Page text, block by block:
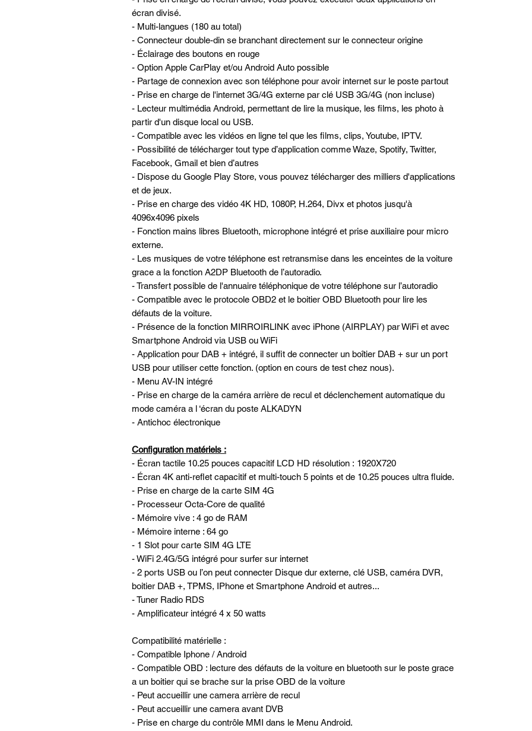
écran divisé.
- Multi-langues (180 au total)
- Connecteur double-din se branchant directement sur le connecteur origine
- Éclairage des boutons en rouge
- Option Apple CarPlay et/ou Android Auto possible
- Partage de connexion avec son téléphone pour avoir internet sur le poste partout
- Prise en charge de l'internet 3G/4G externe par clé USB 3G/4G (non incluse)
- Lecteur multimédia Android, permettant de lire la musique, les films, les photo à
partir d'un disque local ou USB.
- Compatible avec les vidéos en ligne tel que les films, clips, Youtube, IPTV.
- Possibilité de télécharger tout type d’application comme Waze, Spotify, Twitter,
Facebook, Gmail et bien d’autres
- Dispose du Google Play Store, vous pouvez télécharger des milliers d'applications
et de jeux.
- Prise en charge des vidéo 4K HD, 1080P, H.264, Divx et photos jusqu'à
4096x4096 pixels
- Fonction mains libres Bluetooth, microphone intégré et prise auxiliaire pour micro
externe.
- Les musiques de votre téléphone est retransmise dans les enceintes de la voiture
grace a la fonction A2DP Bluetooth de l’autoradio.
- Transfert possible de l'annuaire téléphonique de votre téléphone sur l’autoradio
- Compatible avec le protocole OBD2 et le boitier OBD Bluetooth pour lire les
défauts de la voiture.
- Présence de la fonction MIRROIRLINK avec iPhone (AIRPLAY) par WiFi et avec
Smartphone Android via USB ou WiFi
- Application pour DAB + intégré, il suffit de connecter un boîtier DAB + sur un port
USB pour utiliser cette fonction. (option en cours de test chez nous).
- Menu AV-IN intégré
- Prise en charge de la caméra arrière de recul et déclenchement automatique du
mode caméra a l ‘écran du poste ALKADYN
- Antichoc électronique
Configuration matériels :
- Écran tactile 10.25 pouces capacitif LCD HD résolution : 1920X720
- Écran 4K anti-reflet capacitif et multi-touch 5 points et de 10.25 pouces ultra fluide.
- Prise en charge de la carte SIM 4G
- Processeur Octa-Core de qualité
- Mémoire vive : 4 go de RAM
- Mémoire interne : 64 go
- 1 Slot pour carte SIM 4G LTE
- WiFi 2.4G/5G intégré pour surfer sur internet
- 2 ports USB ou l’on peut connecter Disque dur externe, clé USB, caméra DVR,
boitier DAB +, TPMS, IPhone et Smartphone Android et autres...
- Tuner Radio RDS
- Amplificateur intégré 4 x 50 watts
Compatibilité matérielle :
- Compatible Iphone / Android
- Compatible OBD : lecture des défauts de la voiture en bluetooth sur le poste grace
a un boitier qui se brache sur la prise OBD de la voiture
- Peut accueillir une camera arrière de recul
- Peut accueillir une camera avant DVB
- Prise en charge du contrôle MMI dans le Menu Android.